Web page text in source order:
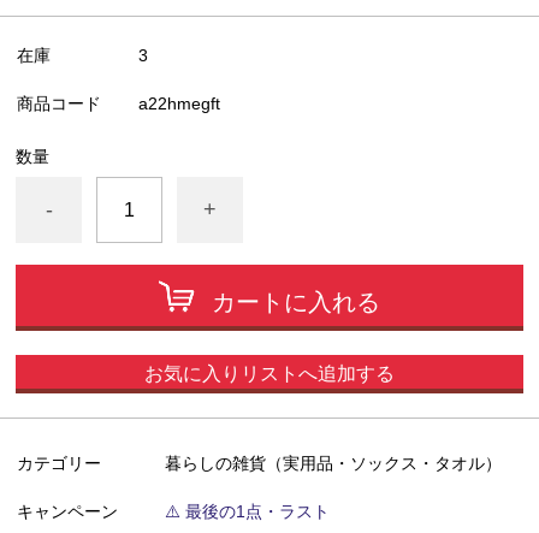
在庫 3
商品コード a22hmegft
数量
- +
カートに入れる
お気に入りリストへ追加する
カテゴリー 暮らしの雑貨（実用品・ソックス・タオル）
キャンペーン ⚠️ 最後の1点・ラスト